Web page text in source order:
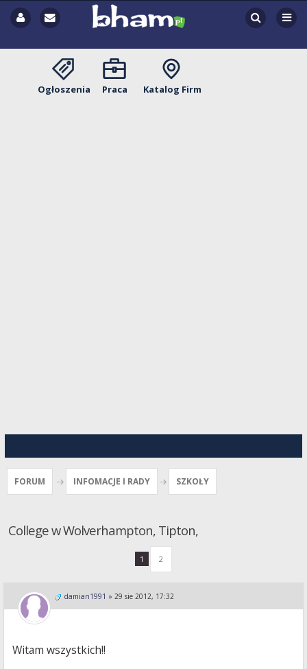
Ogłoszenia Praca Katalog Firm
FORUM INFOMACJE I RADY SZKOŁY
College w Wolverhampton, Tipton,
1 2
damian1991 » 29 sie 2012, 17:32
Witam wszystkich!!